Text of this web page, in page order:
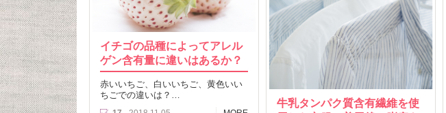
イチゴの品種によってアレル
ゲン含有量に違いはあるか？
赤いいちご、白いいちご、黄色いい
ちごでの違いは？…
牛乳タンパク質含有繊維を使